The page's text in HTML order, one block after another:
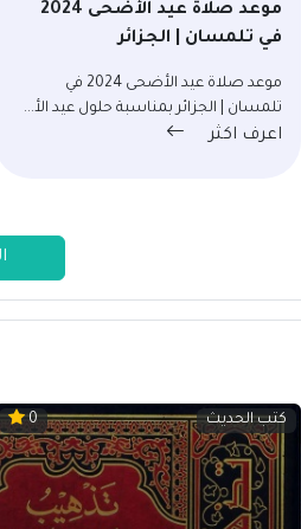
موعد صلاة عيد الأضحى 2024
في تلمسان | الجزائر
موعد صلاة عيد الأضحى 2024 في
تلمسان | الجزائر بمناسبة حلول عيد الأ...
اعرف اكثر
كتب الحديث 0